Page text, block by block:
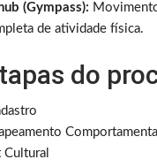
(Gympass):
de atividade física.
do
Comportamental
Cultural